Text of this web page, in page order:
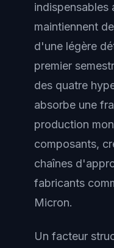
indispensables
maintiennent
d'une légère
premier
des quatre
absorbe une
production
composants,
chaînes
fabricants
Micron.
Un facteur